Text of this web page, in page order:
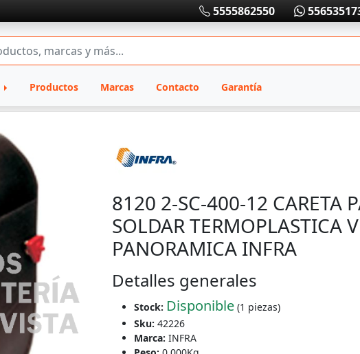
5555862550
Productos Marcas Contacto Garantía
8120 2-SC-400-12 CARETA
SOLDAR TERMOPLASTICA
PANORAMICA INFRA
Detalles generales
Stock: Disponible (1 piezas)
Sku: 42226
Marca: INFRA